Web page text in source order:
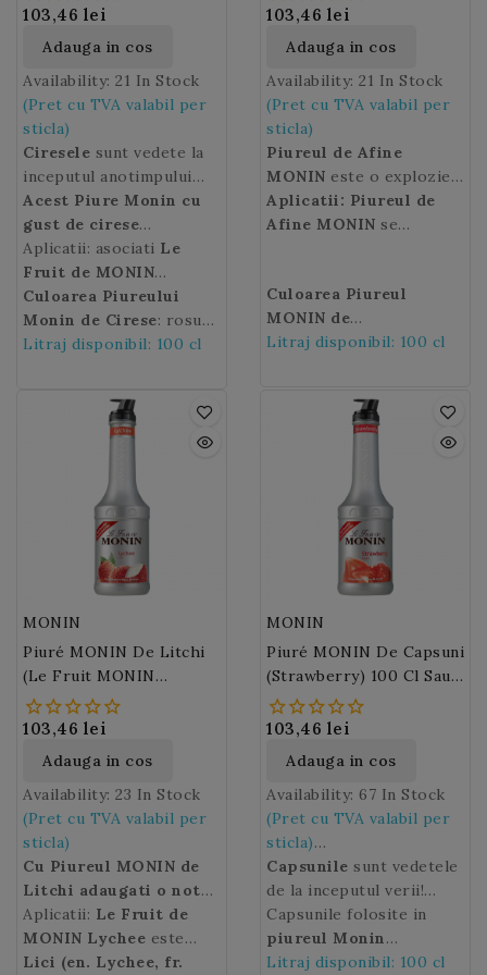
103,46 lei
Adauga in cos
Availability: 21 In Stock
(Pret cu TVA valabil per
sticla)
Ciresele sunt vedete la
inceputul anotimpului
vara.
Acest Piure Monin cu
gust de cirese
proaspete si suculente
va fi ideal pentru
prepararea de
cocktailuri delicioase,
limonade sau Ice Tea in
Aplicatii: asociati Le
Fruit de MONIN
Cherryin cocktailuri cu
rozmarin sau tarhon
pentru a va uimi
ar fi: placintele de cirese
ale bunicii sau in
Padurea Neagra!
Culoarea Piureului
Monin de Cirese: rosu
inchis.
Litraj disponibil: 100 cl
103,46 lei
Adauga in cos
Availability: 21 In Stock
(Pret cu TVA valabil per
sticla)
Piureul de Afine
MONIN este o explozie
de aroma care va va
imbogati smoothie-urile,
desert) facandu-le
irezistibile!
Aplicatii: Piureul de
Afine MONIN se
intr-un smoothie
deosebit de gustos, un
echilibru perfect intre
aciditatea iaurtului.
Culoarea Piureul
MONIN de
Afine:albastru intens
ideal pentru a va
personaliza mixurile,
textura si aroma sa!
Litraj disponibil: 100 cl
MONIN
Piuré MONIN De Litchi
(Le Fruit MONIN
Lychee) 100 Cl
103,46 lei
Adauga in cos
Availability: 23 In Stock
(Pret cu TVA valabil per
sticla)
Cu Piureul MONIN de
Litchi adaugati o nota
racoritoare si exotica,
cu delicate note
florale, cocktailurilor
Aplicatii: Le Fruit de
MONIN Lychee este
ideal pentru a va
Lici (en. Lychee, fr.
MONIN
Piuré MONIN De Capsuni
(Strawberry) 100 Cl Sau
50 Cl
103,46 lei
Adauga in cos
Availability: 67 In Stock
(Pret cu TVA valabil per
sticla)
Capsunile sunt vedetele
de la inceputul verii!
Capsunilereprezinta
pentru multi dintre noi
gustul si parfumul
Capsunile folosite in
piureul Monin
Strawberryprovin din
Litraj disponibil: 100 cl